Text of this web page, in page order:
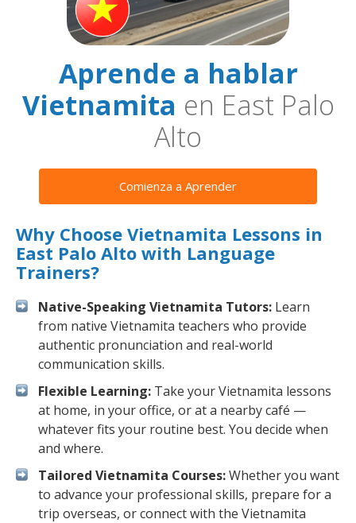
Aprende a hablar
Vietnamita en East Palo
Alto
Comienza a Aprender
Why Choose Vietnamita Lessons in
East Palo Alto with Language
Trainers?
Native-Speaking Vietnamita Tutors: Learn
from native Vietnamita teachers who provide
authentic pronunciation and real-world
communication skills.
Flexible Learning: Take your Vietnamita lessons
at home, in your office, or at a nearby café —
whatever fits your routine best. You decide when
and where.
Tailored Vietnamita Courses:Whether you want
to advance your professional skills, prepare for a
trip overseas, or connect with the Vietnamita